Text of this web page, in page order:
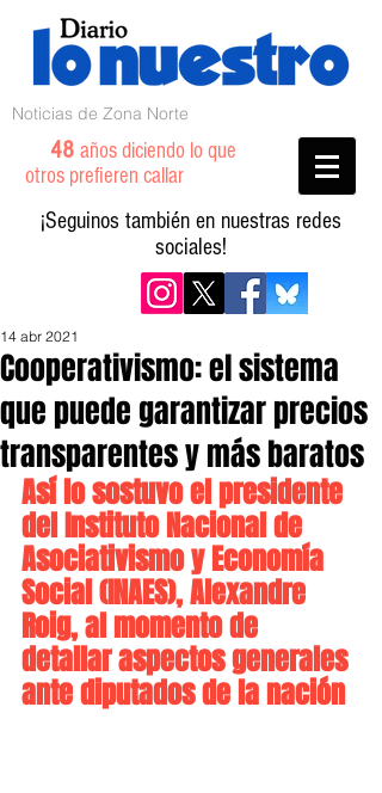
Noticias de Zona Norte
48 años diciendo lo que
otros prefieren callar
¡Seguinos también en nuestras redes
sociales!
Cooperativismo: el sistema
que puede garantizar precios
transparentes y más baratos
14 abr 2021
Así lo sostuvo el presidente
del Instituto Nacional de
Asociativismo y Economía
Social (INAES), Alexandre
Roig, al momento de
detallar aspectos generales
ante diputados de la nación